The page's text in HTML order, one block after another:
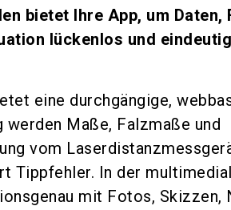
bietet Ihre App, um Daten,
lückenlos und eindeutig
eine durchgängige,
Maße, Falzmaße und
vom
Tippfehler. In der
mit Fotos, Skizzen,